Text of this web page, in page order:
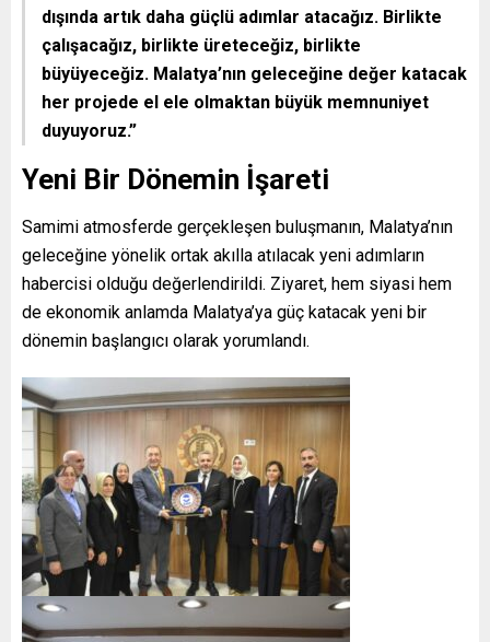
dışında artık daha güçlü adımlar atacağız. Birlikte
çalışacağız, birlikte üreteceğiz, birlikte
büyüyeceğiz. Malatya’nın geleceğine değer katacak
her projede el ele olmaktan büyük memnuniyet
duyuyoruz.”
Yeni Bir Dönemin İşareti
Samimi atmosferde gerçekleşen buluşmanın, Malatya’nın
geleceğine yönelik ortak akılla atılacak yeni adımların
habercisi olduğu değerlendirildi. Ziyaret, hem siyasi hem
de ekonomik anlamda Malatya’ya güç katacak yeni bir
dönemin başlangıcı olarak yorumlandı.